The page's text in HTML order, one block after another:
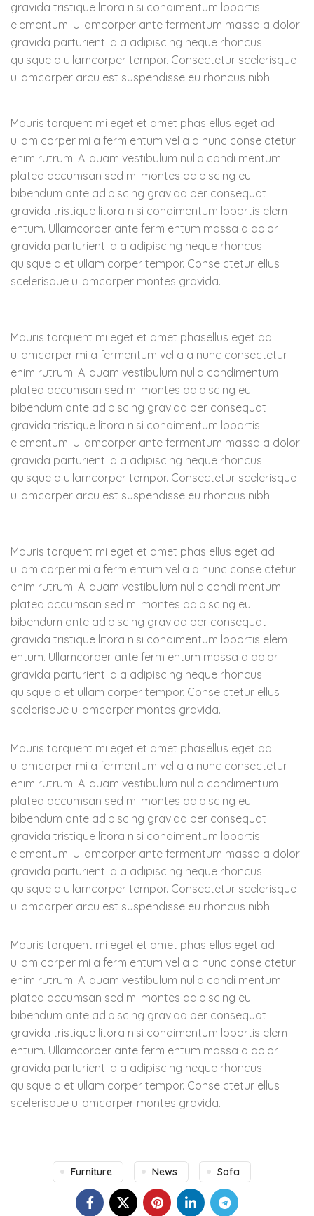
gravida tristique litora nisi condimentum lobortis
elementum. Ullamcorper ante fermentum massa a dolor
gravida parturient id a adipiscing neque rhoncus
quisque a ullamcorper tempor. Consectetur scelerisque
ullamcorper arcu est suspendisse eu rhoncus nibh.
Mauris torquent mi eget et amet phas ellus eget ad
ullam corper mi a ferm entum vel a a nunc conse ctetur
enim rutrum. Aliquam vestibulum nulla condi mentum
platea accumsan sed mi montes adipiscing eu
bibendum ante adipiscing gravida per consequat
gravida tristique litora nisi condimentum lobortis elem
entum. Ullamcorper ante ferm entum massa a dolor
gravida parturient id a adipiscing neque rhoncus
quisque a et ullam corper tempor. Conse ctetur ellus
scelerisque ullamcorper montes gravida.
Mauris torquent mi eget et amet phasellus eget ad
ullamcorper mi a fermentum vel a a nunc consectetur
enim rutrum. Aliquam vestibulum nulla condimentum
platea accumsan sed mi montes adipiscing eu
bibendum ante adipiscing gravida per consequat
gravida tristique litora nisi condimentum lobortis
elementum. Ullamcorper ante fermentum massa a dolor
gravida parturient id a adipiscing neque rhoncus
quisque a ullamcorper tempor. Consectetur scelerisque
ullamcorper arcu est suspendisse eu rhoncus nibh.
Mauris torquent mi eget et amet phas ellus eget ad
ullam corper mi a ferm entum vel a a nunc conse ctetur
enim rutrum. Aliquam vestibulum nulla condi mentum
platea accumsan sed mi montes adipiscing eu
bibendum ante adipiscing gravida per consequat
gravida tristique litora nisi condimentum lobortis elem
entum. Ullamcorper ante ferm entum massa a dolor
gravida parturient id a adipiscing neque rhoncus
quisque a et ullam corper tempor. Conse ctetur ellus
scelerisque ullamcorper montes gravida.
Mauris torquent mi eget et amet phasellus eget ad
ullamcorper mi a fermentum vel a a nunc consectetur
enim rutrum. Aliquam vestibulum nulla condimentum
platea accumsan sed mi montes adipiscing eu
bibendum ante adipiscing gravida per consequat
gravida tristique litora nisi condimentum lobortis
elementum. Ullamcorper ante fermentum massa a dolor
gravida parturient id a adipiscing neque rhoncus
quisque a ullamcorper tempor. Consectetur scelerisque
ullamcorper arcu est suspendisse eu rhoncus nibh.
Mauris torquent mi eget et amet phas ellus eget ad
ullam corper mi a ferm entum vel a a nunc conse ctetur
enim rutrum. Aliquam vestibulum nulla condi mentum
platea accumsan sed mi montes adipiscing eu
bibendum ante adipiscing gravida per consequat
gravida tristique litora nisi condimentum lobortis elem
entum. Ullamcorper ante ferm entum massa a dolor
gravida parturient id a adipiscing neque rhoncus
quisque a et ullam corper tempor. Conse ctetur ellus
scelerisque ullamcorper montes gravida.
Furniture News Sofa